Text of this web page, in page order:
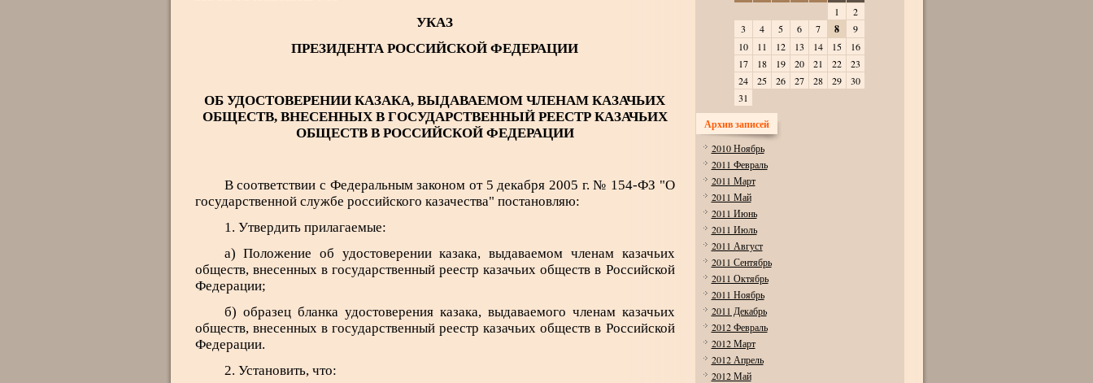
УКАЗ
ПРЕЗИДЕНТА РОССИЙСКОЙ ФЕДЕРАЦИИ
ОБ УДОСТОВЕРЕНИИ КАЗАКА, ВЫДАВАЕМОМ ЧЛЕНАМ КАЗАЧЬИХ
ОБЩЕСТВ, ВНЕСЕННЫХ В ГОСУДАРСТВЕННЫЙ РЕЕСТР КАЗАЧЬИХ
ОБЩЕСТВ В РОССИЙСКОЙ ФЕДЕРАЦИИ
В соответствии с Федеральным законом от 5 декабря 2005 г. № 154-ФЗ "О
государственной службе российского казачества" постановляю:
1. Утвердить прилагаемые:
а) Положение об удостоверении казака, выдаваемом членам казачьих
обществ, внесенных в государственный реестр казачьих обществ в Российской
Федерации;
б) образец бланка удостоверения казака, выдаваемого членам казачьих
обществ, внесенных в государственный реестр казачьих обществ в Российской
Федерации.
2. Установить, что:
1
2
3
4 5 6 7 8
9
10
11 12 13 14 15
16
17
18 19 20 21 22
23
24
25 26 27 28 29
30
31
Архив записей
2010 Ноябрь
2011 Февраль
2011 Март
2011 Май
2011 Июнь
2011 Июль
2011 Август
2011 Сентябрь
2011 Октябрь
2011 Ноябрь
2011 Декабрь
2012 Февраль
2012 Март
2012 Апрель
2012 Май